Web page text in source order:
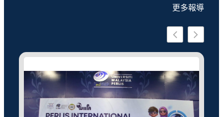
更多報導